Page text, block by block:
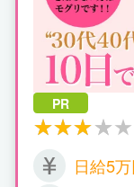
PR
日給5